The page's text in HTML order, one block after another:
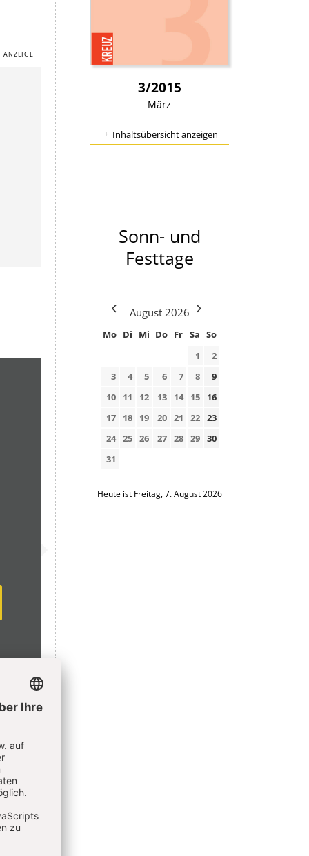
3/2015
März
Inhaltsübersicht anzeigen
Sonn- und
Festtage
August 2026
Mo Di Mi Do Fr Sa So
1
2
3
4 5 6 7 8
9
10
11 12 13 14 15
16
17
18 19 20 21 22 23
24 25 26 27 28 29 30
31
Heute ist Freitag, 7. August 2026